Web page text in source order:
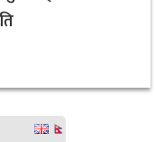
जलवायु उत्थानशील
कार्यक्रम